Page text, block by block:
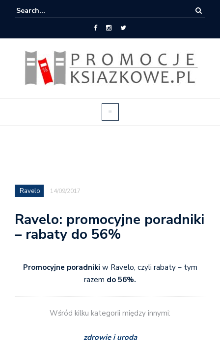
Ravelo 14/09/2017
Ravelo: promocyjne poradniki
– rabaty do 56%
Promocyjne poradniki w Ravelo, czyli rabaty – tym
razem do 56%.
Wśród kilku kategorii między innymi:
zdrowie i uroda